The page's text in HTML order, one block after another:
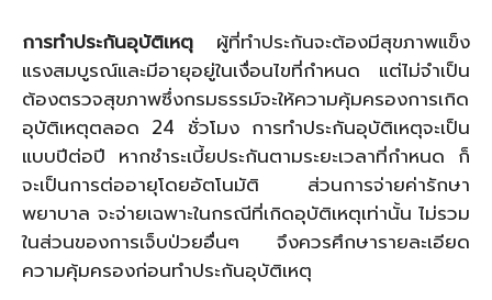
การทำประกันอุบัติเหตุ ผู้ที่ทำประกันจะต้องมีสุขภาพแข็ง
แรงสมบูรณ์และมีอายุอยู่ในเงื่อนไขที่กำหนด แต่ไม่จำเป็น
ต้องตรวจสุขภาพซึ่งกรมธรรม์จะให้ความคุ้มครองการเกิด
อุบัติเหตุตลอด 24 ชั่วโมง การทำประกันอุบัติเหตุจะเป็น
แบบปีต่อปี หากชำระเบี้ยประกันตามระยะเวลาที่กำหนด ก็
จะเป็นการต่ออายุโดยอัตโนมัติ ส่วนการจ่ายค่ารักษา
พยาบาล จะจ่ายเฉพาะในกรณีที่เกิดอุบัติเหตุเท่านั้น ไม่รวม
ในส่วนของการเจ็บป่วยอื่นๆ จึงควรศึกษารายละเอียด
ความคุ้มครองก่อนทำประกันอุบัติเหตุ